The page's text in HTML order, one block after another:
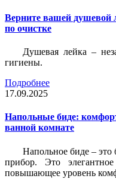
Верните вашей душевой
по очистке
Душевая лейка –
гигиены.
Подробнее
17.09.2025
Напольные биде:
ванной комнате
Напольное биде – это
прибор. Это
повышающее уровень